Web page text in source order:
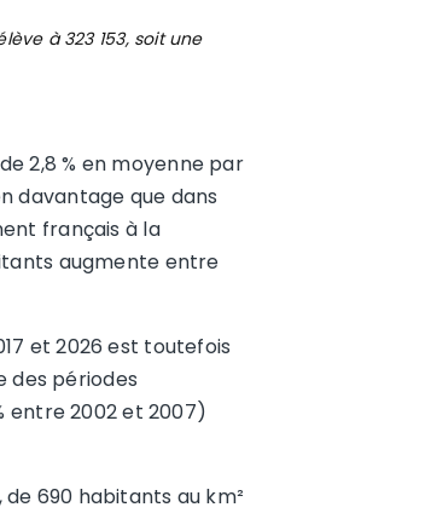
à 323 153, soit une
2,8 % en moyenne par
davantage que dans
français à la
augmente entre
et 2026 est toutefois
des périodes
entre 2002 et 2007)
690 habitants au km²